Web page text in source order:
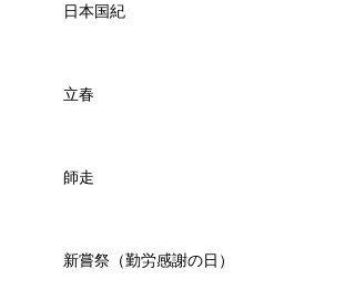
日本国紀
立春
師走
新嘗祭（勤労感謝の日）